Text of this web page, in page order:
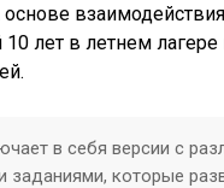
основе
лет в летнем лагере
в себя версии с
заданиями, которые